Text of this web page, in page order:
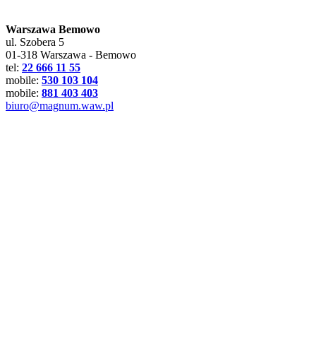
Warszawa Bemowo
ul. Szobera 5
01-318 Warszawa - Bemowo
tel: 22 666 11 55
mobile: 530 103 104
mobile: 881 403 403
biuro@magnum.waw.pl